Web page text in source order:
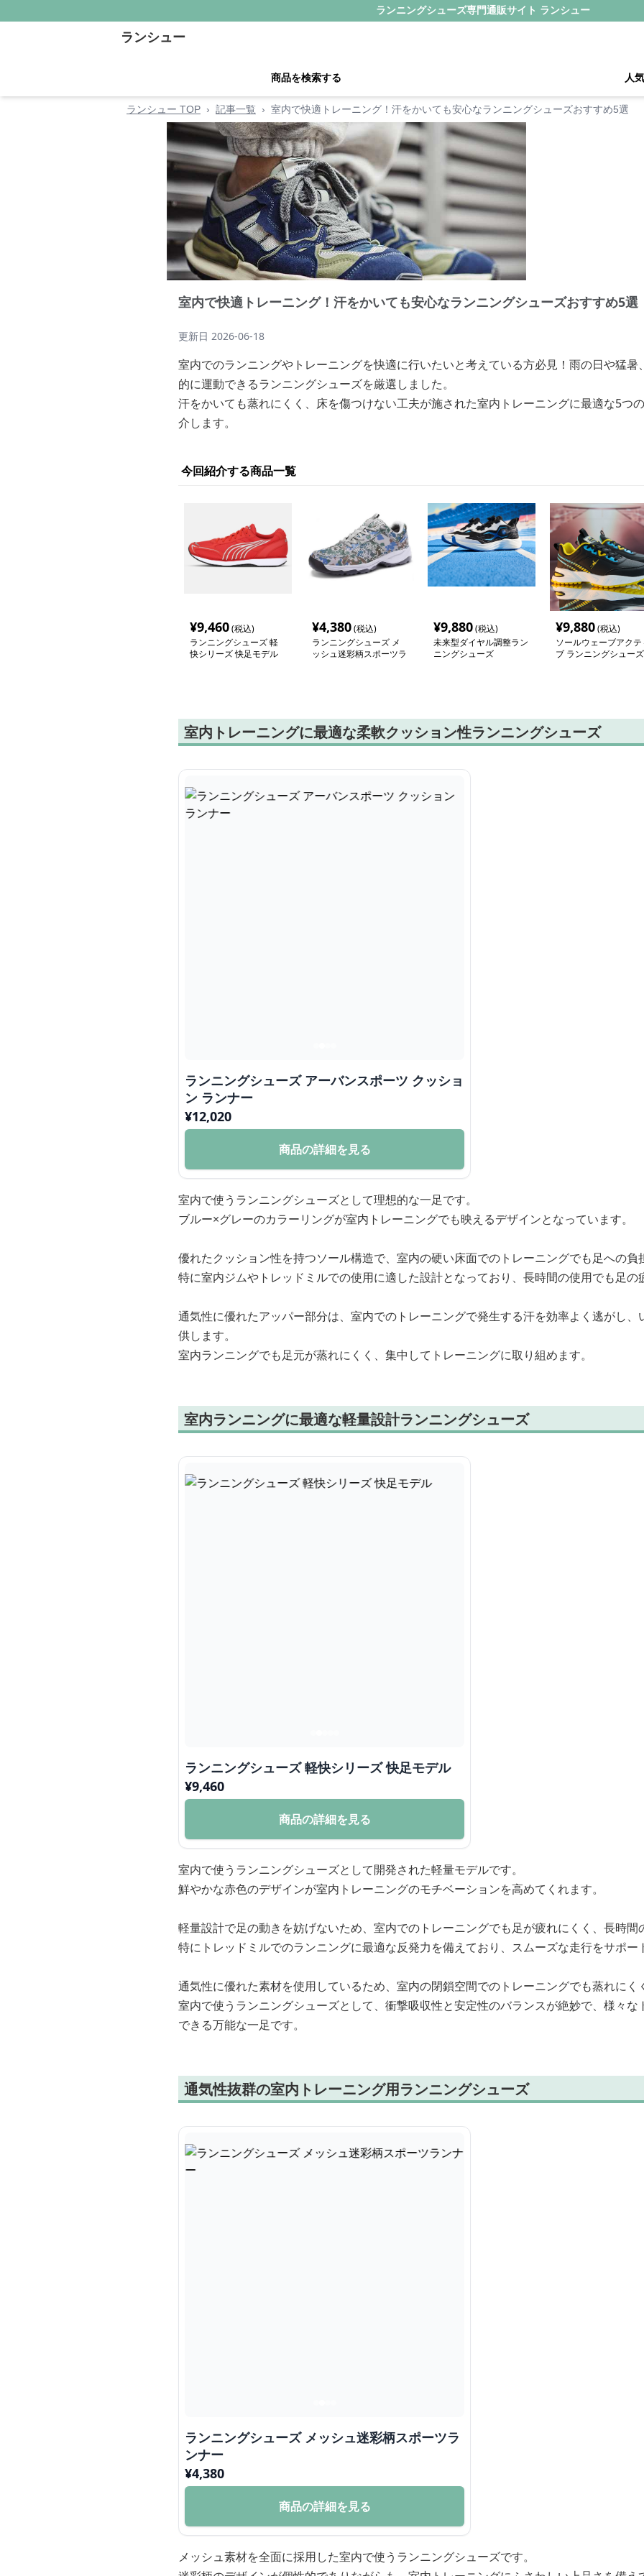
ランニングシューズ専門通販サイト ランシュー
ランシュー
商品を検索する 人
ランシュー TOP › 記事一覧 › 室内で快適トレーニング！汗をかいても安心なランニングシューズおすすめ5選
室内で快適トレーニング！汗をかいても安心なランニングシューズおすすめ5選
更新日 2026-06-18
室内でのランニングやトレーニングを快適に行いたいと考えている方必見！雨の日や猛
的に運動できるランニングシューズを厳選しました。
汗をかいても蒸れにくく、床を傷つけない工夫が施された室内トレーニングに最適な5つ
介します。
今回紹介する商品一覧
¥9,460(税込)
ランニングシューズ 軽
快シリーズ 快足モデル
¥4,380(税込)
ランニングシューズ メ
ッシュ迷彩柄スポーツラ
¥9,880(税込)
未来型ダイヤル調整ラン
ニングシューズ
¥9,880(税込)
ソールウェーブアクテ
ブ ランニングシューズ
室内トレーニングに最適な柔軟クッション性ランニングシューズ
ランニングシューズ アーバンスポーツ クッショ
ン ランナー
¥12,020
商品の詳細を見る
室内で使うランニングシューズとして理想的な一足です。
ブルー×グレーのカラーリングが室内トレーニングでも映えるデザインとなっています。
優れたクッション性を持つソール構造で、室内の硬い床面でのトレーニングでも足への負
特に室内ジムやトレッドミルでの使用に適した設計となっており、長時間の使用でも足の
通気性に優れたアッパー部分は、室内でのトレーニングで発生する汗を効率よく逃がし、
供します。
室内ランニングでも足元が蒸れにくく、集中してトレーニングに取り組めます。
室内ランニングに最適な軽量設計ランニングシューズ
ランニングシューズ 軽快シリーズ 快足モデル
¥9,460
商品の詳細を見る
室内で使うランニングシューズとして開発された軽量モデルです。
鮮やかな赤色のデザインが室内トレーニングのモチベーションを高めてくれます。
軽量設計で足の動きを妨げないため、室内でのトレーニングでも足が疲れにくく、長時間
特にトレッドミルでのランニングに最適な反発力を備えており、スムーズな走行をサポー
通気性に優れた素材を使用しているため、室内の閉鎖空間でのトレーニングでも蒸れにく
室内で使うランニングシューズとして、衝撃吸収性と安定性のバランスが絶妙で、様々
できる万能な一足です。
通気性抜群の室内トレーニング用ランニングシューズ
ランニングシューズ メッシュ迷彩柄スポーツラ
ンナー
¥4,380
商品の詳細を見る
メッシュ素材を全面に採用した室内で使うランニングシューズです。